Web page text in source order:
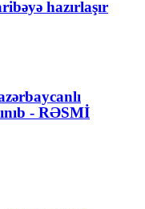
hazırlaşır
- RƏSMİ